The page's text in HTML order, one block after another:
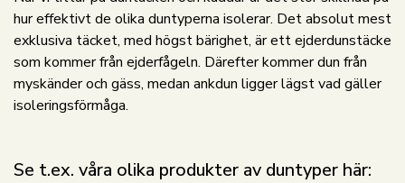
hur effektivt de olika duntyperna isolerar. Det absolut mest
exklusiva täcket, med högst bärighet, är ett ejderdunstäcke
som kommer från ejderfågeln. Därefter kommer dun från
myskänder och gäss, medan ankdun ligger lägst vad gäller
isoleringsförmåga.
Se t.ex. våra olika produkter av duntyper här: